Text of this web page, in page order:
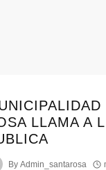
LLAMA A
By Admin_santarosa